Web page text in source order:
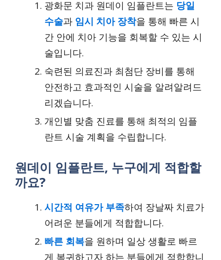
광화문 치과 원데이 임플란트는 당일
수술과 임시 치아 장착을 통해 빠른 시
간 안에 치아 기능을 회복할 수 있는 시
술입니다.
숙련된 의료진과 최첨단 장비를 통해
안전하고 효과적인 시술을 알려알려드
리겠습니다.
개인별 맞춤 진료를 통해 최적의 임플
란트 시술 계획을 수립합니다.
원데이 임플란트, 누구에게 적합할
까요?
시간적 여유가 부족하여 장날짜 치료가
어려운 분들에게 적합합니다.
빠른 회복을 원하며 일상 생활로 빠르
게 복귀하고자 하는 분들에게 적합합니